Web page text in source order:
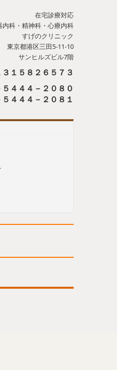
在宅診療対応
内科・精神科・心療内科
すげのクリニック
東京都港区三田5-11-10
サンヒルズビル7階
１５８２６５７３
４４４－２０８０
５４４４－２０８１